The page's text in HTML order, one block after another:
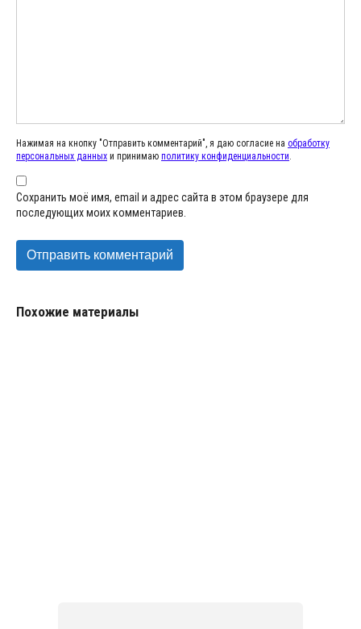
Нажимая на кнопку "Отправить комментарий", я даю согласие на обработку
персональных данных и принимаю политику конфиденциальности.
Сохранить моё имя, email и адрес сайта в этом браузере для
последующих моих комментариев.
Похожие материалы